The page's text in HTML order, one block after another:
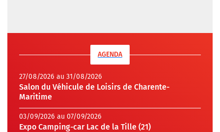
AGENDA
27/08/2026 au 31/08/2026
Salon du Véhicule de Loisirs de Charente-
Maritime
03/09/2026 au 07/09/2026
Expo Camping-car Lac de la Tille (21)